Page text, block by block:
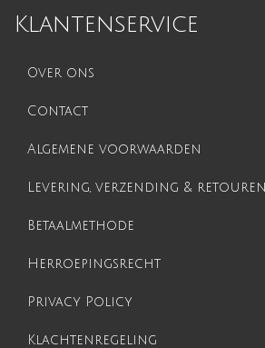
Klantenservice
Over ons
Contact
Algemene voorwaarden
Levering, verzending & retouren
Betaalmethode
Herroepingsrecht
Privacy Policy
Klachtenregeling